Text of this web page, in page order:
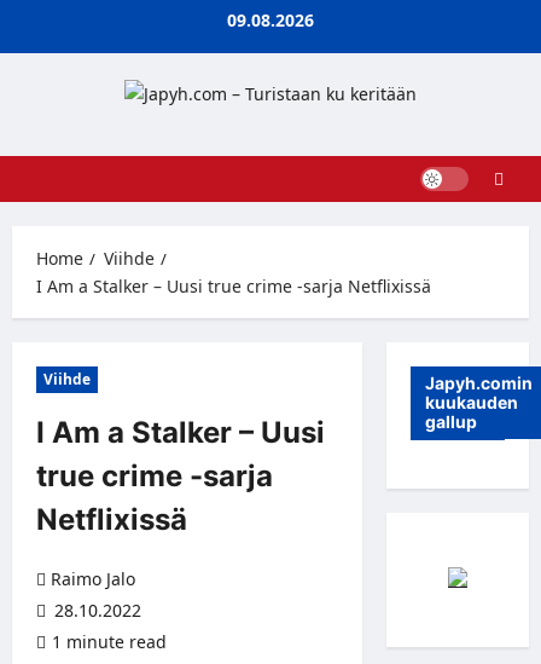
09.08.2026
Home
Viihde
I Am a Stalker – Uusi true crime -sarja Netflixissä
Viihde
I Am a Stalker – Uusi
true crime -sarja
Netflixissä
Raimo Jalo
28.10.2022
1 minute read
Japyh.comin
kuukauden
gallup